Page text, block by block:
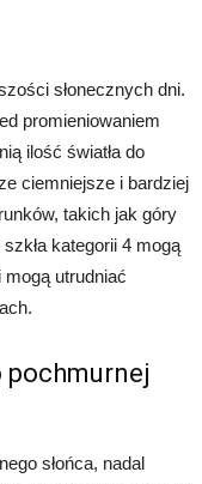
słonecznych dni.
promieniowaniem
ilość światła do
ciemniejsze i bardziej
takich jak góry
kategorii 4 mogą
utrudniać
pochmurnej
słońca, nadal